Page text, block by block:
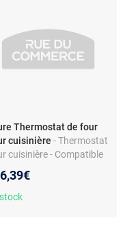
Thermostat de four
cuisinière - Thermostat
cuisinière - Compatible
d’origine constructeur -
métal - Type: